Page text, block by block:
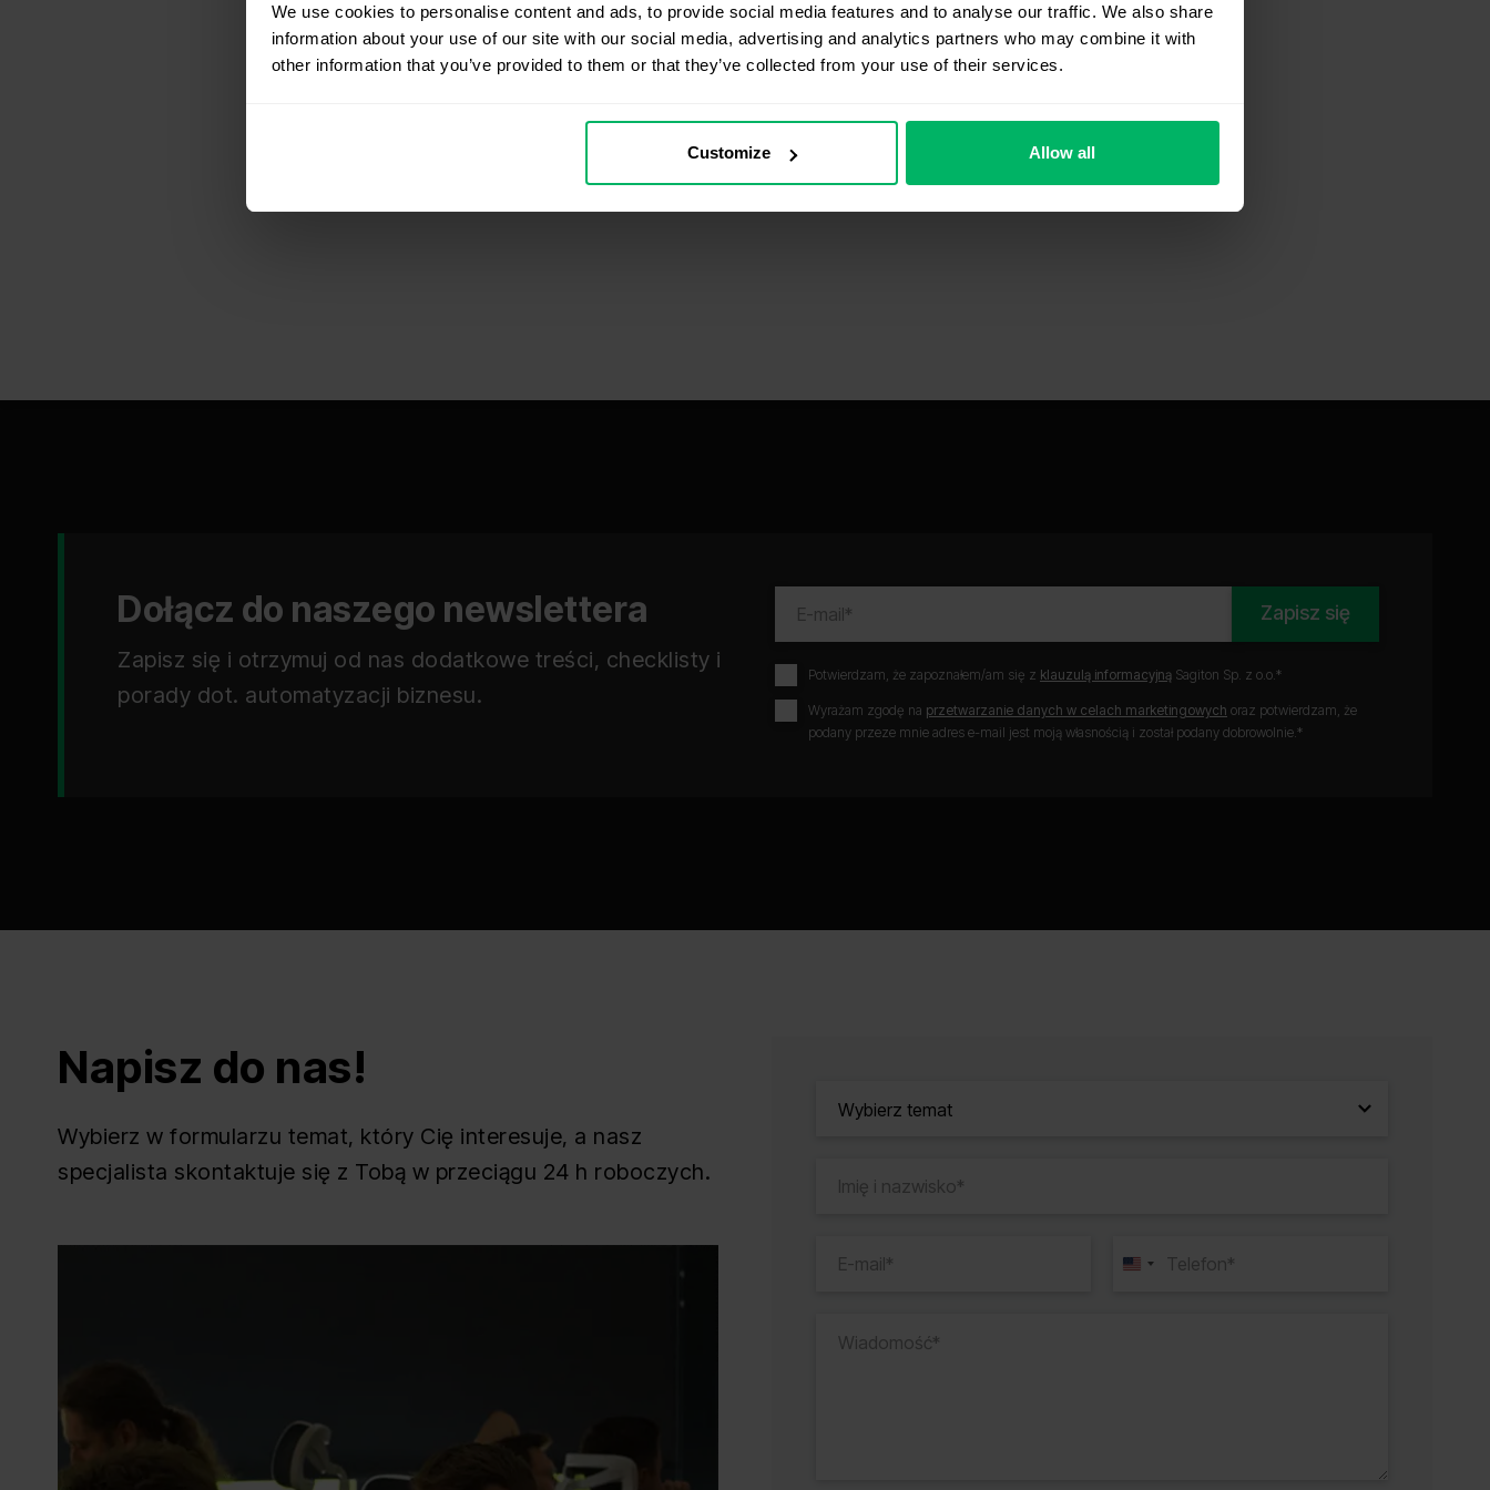
We use cookies to personalise content and ads, to provide social media features and to analyse our traffic. We also share
information about your use of our site with our social media, advertising and analytics partners who may combine it with
other information that you’ve provided to them or that they’ve collected from your use of their services.
Customize Allow all
Dołącz do naszego newslettera
Zapisz się i otrzymuj od nas dodatkowe treści, checklisty i
porady dot. automatyzacji biznesu.
Zapisz się
Potwierdzam, że zapoznałem/am się z klauzulą informacyjną Sagiton Sp. z o.o.*
Wyrażam zgodę na przetwarzanie danych w celach marketingowych oraz potwierdzam, że
podany przeze mnie adres e-mail jest moją własnością i został podany dobrowolnie.*
Napisz do nas!
Wybierz w formularzu temat, który Cię interesuje, a nasz
specjalista skontaktuje się z Tobą w przeciągu 24 h roboczych.